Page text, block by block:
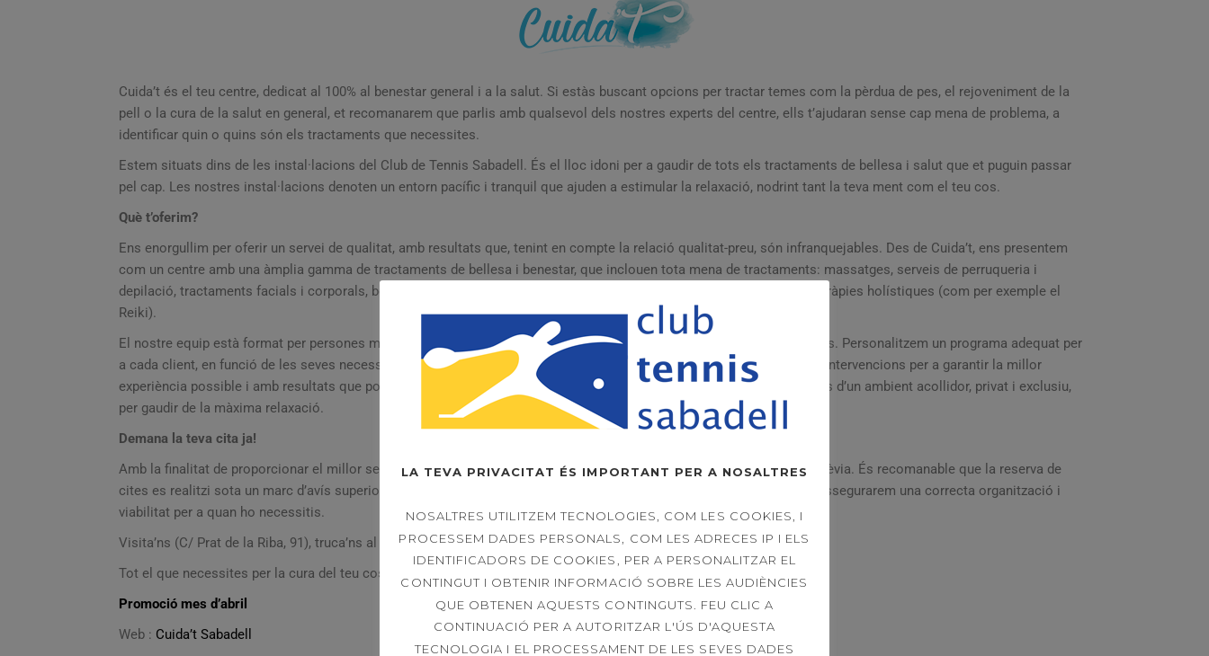
Cuida’t és el teu centre, dedicat al 100% al benestar general i a la salut. Si estàs buscant opcions per tractar temes com la pèrdua de pes, el rejoveniment de la
pell o la cura de la salut en general, et recomanarem que parlis amb qualsevol dels nostres experts del centre, ells t’ajudaran sense cap mena de problema, a
identificar quin o quins són els tractaments que necessites.
Estem situats dins de les instal·lacions del Club de Tennis Sabadell. És el lloc idoni per a gaudir de tots els tractaments de bellesa i salut que et puguin passar
pel cap. Les nostres instal·lacions denoten un entorn pacífic i tranquil que ajuden a estimular la relaxació, nodrint tant la teva ment com el teu cos.
Què t’oferim?
Ens enorgullim per oferir un servei de qualitat, amb resultats que, tenint en compte la relació qualitat-preu, són infranquejables. Des de Cuida’t, ens presentem
com un centre amb una àmplia gamma de tractaments de bellesa i benestar, que inclouen tota mena de tractaments: massatges, serveis de perruqueria i
depilació, tractaments facials i corporals, bellesa per a mans i peus, SPA, serveis de nutrició i dietètica, fisioteràpia, teràpies holístiques (com per exemple el
Reiki).
El nostre equip està format per persones multidisciplinàries, de manera que podem atendre molts tipus de tractaments. Personalitzem un programa adequat per
a cada client, en funció de les seves necessitats, estil de vida i pressupost. Ens esforcem en cada una de les nostres intervencions per a garantir la millor
experiència possible i amb resultats que poden començar a ser visibles fins i tot després d’un sol tractament. Gaudiràs d’un ambient acollidor, privat i exclusiu,
per gaudir de la màxima relaxació.
Demana la teva cita ja!
Amb la finalitat de proporcionar el millor servei, la majoria dels nostres tractaments i consultes funcionen amb cita prèvia. És recomanable que la reserva de
cites es realitzi sota un marc d’avís superior a 24 hores abans del dia que es tingui previst fer el tractament, així ens assegurarem una correcta organització i
viabilitat per a quan ho necessitis.
Visita’ns (C/ Prat de la Riba, 91), truca’ns al número de telèfon937278399o fes la teva reserva en línia.
Tot el que necessites per la cura del teu cos ho tens unificat en un centre de salut i estètica:
Promoció mes d’abril
Web : Cuida’t Sabadell
LA TEVA PRIVACITAT ÉS IMPORTANT PER A NOSALTRES
NOSALTRES UTILITZEM TECNOLOGIES, COM LES COOKIES, I
PROCESSEM DADES PERSONALS, COM LES ADRECES IP I ELS
IDENTIFICADORS DE COOKIES, PER A PERSONALITZAR EL
CONTINGUT I OBTENIR INFORMACIÓ SOBRE LES AUDIÈNCIES
QUE OBTENEN AQUESTS CONTINGUTS. FEU CLIC A
CONTINUACIÓ PER A AUTORITZAR L'ÚS D'AQUESTA
TECNOLOGIA I EL PROCESSAMENT DE LES SEVES DADES